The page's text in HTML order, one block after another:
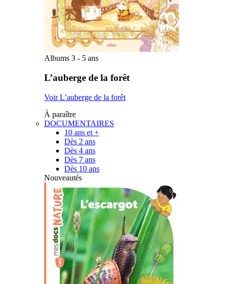
Albums 3 - 5 ans
L’auberge de la forêt
Voir L’auberge de la forêt
À paraître
DOCUMENTAIRES
10 ans et +
Dès 2 ans
Dès 4 ans
Dès 7 ans
Dès 10 ans
Nouveautés